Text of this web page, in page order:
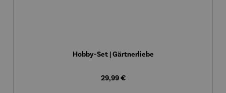
Hobby-Set | Gärtnerliebe
Regulärer Preis:
29,99 €